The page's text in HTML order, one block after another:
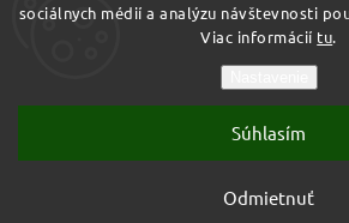
sociálnych médií a analýzu návštevnosti
Viac informácií tu.
Odmietnuť
Súhlasím
Vytvoril Shoptet
Hurá do školy.
Upraviť nastavenie
Shoptet| Design